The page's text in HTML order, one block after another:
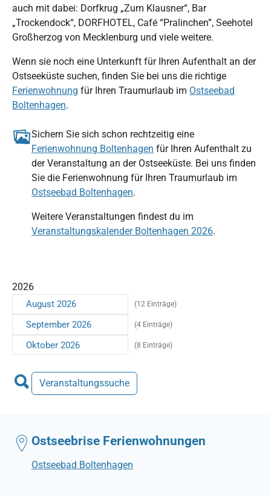
auch mit dabei: Dorfkrug „Zum Klausner“, Bar
„Trockendock“, DORFHOTEL, Café “Pralinchen”, Seehotel
Großherzog von Mecklenburg und viele weitere.
Wenn sie noch eine Unterkunft für Ihren Aufenthalt an der
Ostseeküste suchen, finden Sie bei uns die richtige
Ferienwohnung für Ihren Traumurlaub im Ostseebad
Boltenhagen.
Sichern Sie sich schon rechtzeitig eine
Ferienwohnung Boltenhagen für Ihren Aufenthalt zu
der Veranstaltung an der Ostseeküste. Bei uns finden
Sie die Ferienwohnung für Ihren Traumurlaub im
Ostseebad Boltenhagen.
Weitere Veranstaltungen findest du im
Veranstaltungskalender Boltenhagen 2026.
2026
August 2026 (12 Einträge)
September 2026 (4 Einträge)
Oktober 2026 (8 Einträge)
Veranstaltungssuche
Ostseebrise Ferienwohnungen
Ostseebad Boltenhagen